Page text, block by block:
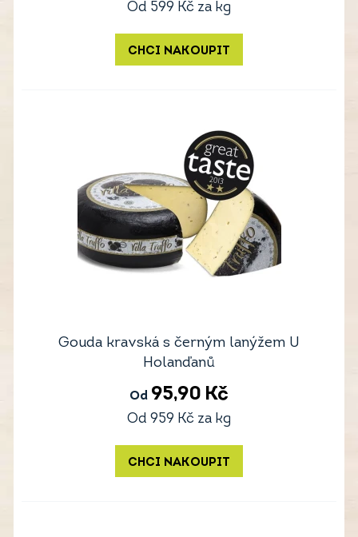
Od 599 Kč za kg
CHCI NAKOUPIT
Gouda kravská s černým lanýžem U
Holanďanů
Od 95,90 Kč
Od 959 Kč za kg
CHCI NAKOUPIT